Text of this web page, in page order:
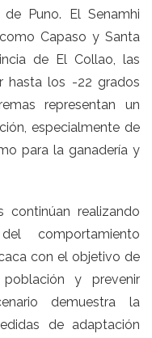
Puno. El Senamhi
Capaso y Santa
de El Collao, las
hasta los -22 grados
representan un
especialmente de
para la ganadería y
continúan realizando
comportamiento
con el objetivo de
y prevenir
demuestra la
de adaptación